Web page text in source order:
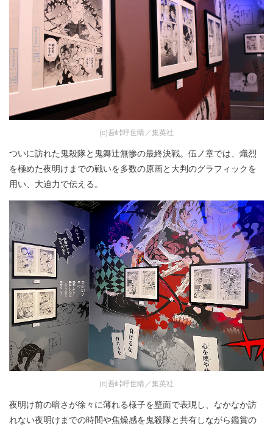
(c)吾峠呼世晴／集英社
ついに訪れた鬼殺隊と鬼舞辻無惨の最終決戦。伍ノ章では、熾烈
を極めた夜明けまでの戦いを多数の原画と大判のグラフィックを
用い、大迫力で伝える。
(c)吾峠呼世晴／集英社
夜明け前の暗さが徐々に薄れる様子を壁面で表現し、なかなか訪
れない夜明けまでの時間や焦燥感を鬼殺隊と共有しながら鑑賞の